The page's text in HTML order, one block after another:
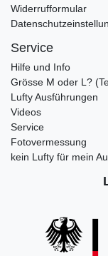
Widerrufformular
Service
Hilfe und Info
Grösse M oder L?
Lufty Ausführungen
Videos
Service
Fotovermessung
kein Lufty für mein